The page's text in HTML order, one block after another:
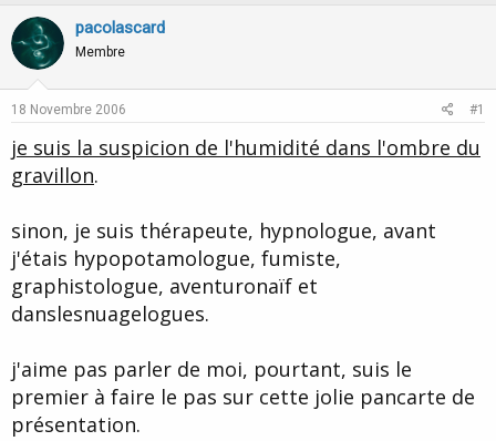
t
i
a
t
e
r
d
e
a
i
s
c
s
o
n
e
d
u
pacolascard
Membre
18 Novembre 2006 #1
je suis la suspicion de l'humidité dans l'ombre du
gravillon.
sinon, je suis thérapeute, hypnologue, avant
j'étais hypopotamologue, fumiste,
graphistologue, aventuronaïf et
danslesnuagelogues.
j'aime pas parler de moi, pourtant, suis le
premier à faire le pas sur cette jolie pancarte de
présentation.